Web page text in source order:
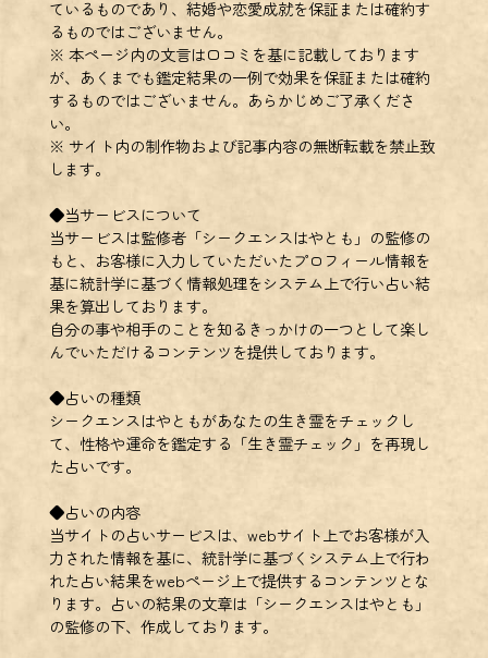
ているものであり、結婚や恋愛成就を保証または確約す
るものではございません。
※ 本ページ内の文言は口コミを基に記載しております
が、あくまでも鑑定結果の一例で効果を保証または確約
するものではございません。あらかじめご了承くださ
い。
※ サイト内の制作物および記事内容の無断転載を禁止致
します。
◆当サービスについて
当サービスは監修者「シークエンスはやとも」の監修の
もと、お客様に入力していただいたプロフィール情報を
基に統計学に基づく情報処理をシステム上で行い占い結
果を算出しております。
自分の事や相手のことを知るきっかけの一つとして楽し
んでいただけるコンテンツを提供しております。
◆占いの種類
シークエンスはやともがあなたの生き霊をチェックし
て、性格や運命を鑑定する「生き霊チェック」を再現し
た占いです。
◆占いの内容
当サイトの占いサービスは、webサイト上でお客様が入
力された情報を基に、統計学に基づくシステム上で行わ
れた占い結果をwebページ上で提供するコンテンツとな
ります。占いの結果の文章は「シークエンスはやとも」
の監修の下、作成しております。